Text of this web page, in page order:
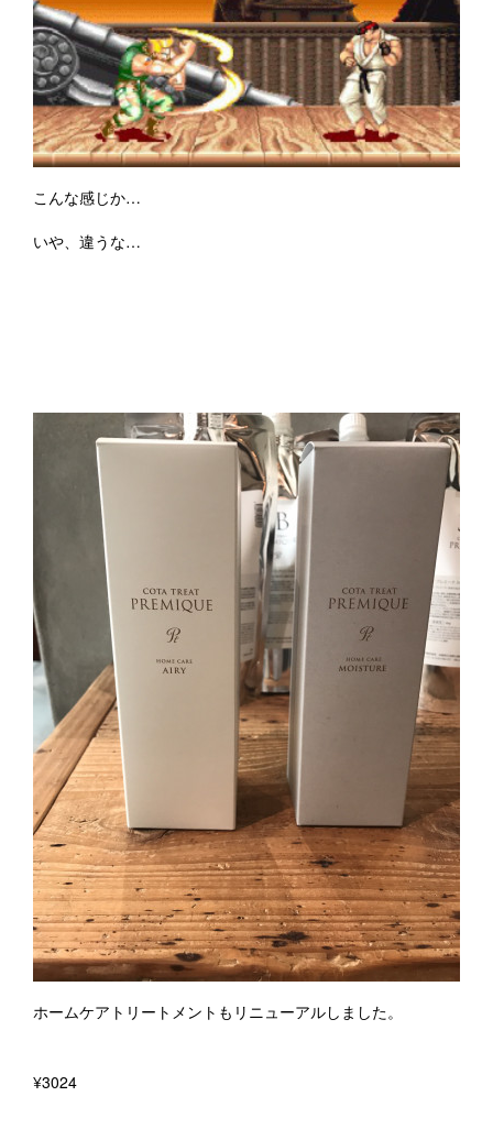
こんな感じか…
いや、違うな…
ホームケアトリートメントもリニューアルしました。
¥3024